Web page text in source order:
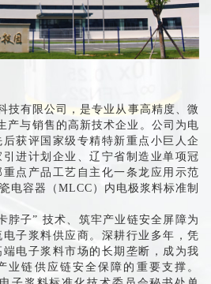
限公司，是专业从事高精度、微
产与销售的高新技术企业。公司为电
获评国家级专精特新重点小巨人企
进计划企业、辽宁省制造业单项冠
点产品工艺自主化一条龙应用示范
电容器（MLCC）内电极浆料标准制
” 技术、筑牢产业链安全屏障为
子浆料供应商。深耕行业多年，凭
电子浆料市场的长期垄断，成为我
业链供应链安全保障的重要支撑。